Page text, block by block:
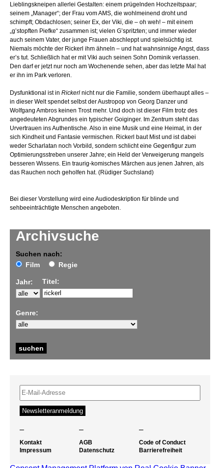
Archivsuche
Suchen nach:
Film
Regie
Jahr: Titel:
Genre:
Lieblingskneipen allerlei Gestalten: einem prügelnden Hochzeitspaar;
seinem „Manager“; der Frau vom AMS, die wohlmeinend droht und
schimpft; Obdachlosen; seiner Ex, der Viki, die – oh weh! – mit einem
„g’stopften Piefke“ zusammen ist; vielen G’spritzten; und immer wieder
auch seinem Vater, der junge Frauen abschleppt und spielsüchtig ist.
Niemals möchte der Rickerl ihm ähneln – und hat wahnsinnige Angst, dass
er’s tut. Schließlich hat er mit Viki auch seinen Sohn Dominik verlassen.
Den darf er jetzt nur noch am Wochenende sehen, aber das letzte Mal hat
er ihn im Park verloren.
Dysfunktional ist in Rickerl nicht nur die Familie, sondern überhaupt alles –
in dieser Welt spendet selbst der Austropop von Georg Danzer und
Wolfgang Ambros keinen Trost mehr. Und doch ist dieser Film trotz des
angedeuteten Abgrundes ein typischer Goiginger. Im Zentrum steht das
Urvertrauen ins Authentische. Also in eine Musik und eine Heimat, in der
sich Kindheit und Fantasie vermischen. Rickerl baut Mist und ist dabei
weder Scharlatan noch Vorbild, sondern schlicht eine Gegenfigur zum
Optimierungsstreben unserer Jahre; ein Held der Verweigerung mangels
besseren Wissens. Ein traurig-komisches Märchen aus jenen Jahren, als
das Rauchen noch geholfen hat. (Rüdiger Suchsland)
Bei dieser Vorstellung wird eine Audiodeskription für blinde und
sehbeeinträchtigte Menschen angeboten.
– – –
Kontakt
Impressum
AGB
Datenschutz
Code of Conduct
Barrierefreiheit